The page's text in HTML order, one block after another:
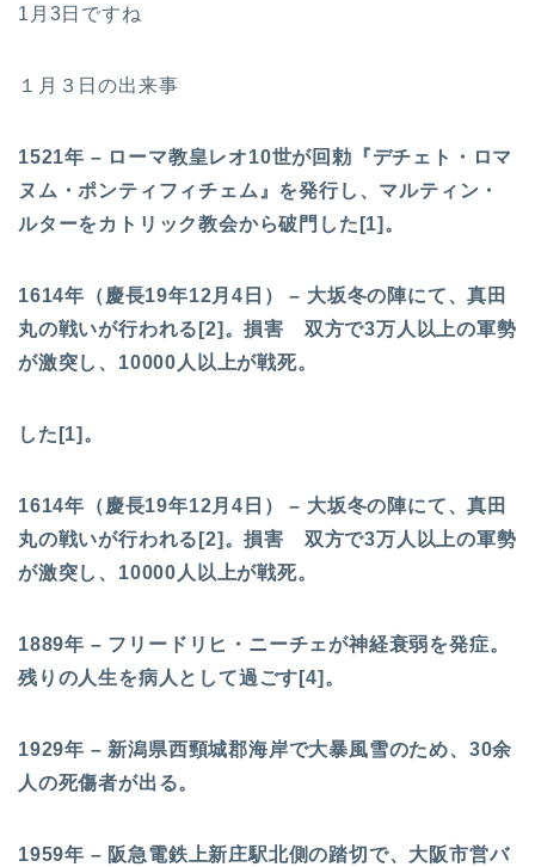
1月3日ですね
１月３日の出来事
1521年 – ローマ教皇レオ10世が回勅『デチェト・ロマ
ヌム・ポンティフィチェム』を発行し、マルティン・
ルターをカトリック教会から破門した[1]。
1614年（慶長19年12月4日） – 大坂冬の陣にて、真田
丸の戦いが行われる[2]。損害 双方で3万人以上の軍勢
が激突し、10000人以上が戦死。
した[1]。
1614年（慶長19年12月4日） – 大坂冬の陣にて、真田
丸の戦いが行われる[2]。損害 双方で3万人以上の軍勢
が激突し、10000人以上が戦死。
1889年 – フリードリヒ・ニーチェが神経衰弱を発症。
残りの人生を病人として過ごす[4]。
1929年 – 新潟県西頸城郡海岸で大暴風雪のため、30余
人の死傷者が出る。
1959年 – 阪急電鉄上新庄駅北側の踏切で、大阪市営バ